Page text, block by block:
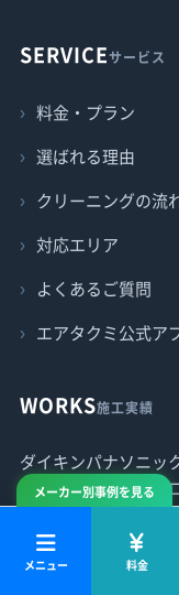
メーカー別事例を見る
メニュー 料金
SERVICEサービス
料金・プラン
選ばれる理由
クリーニングの流
対応エリア
よくあるご質問
エアタクミ公式ア
WORKS施工実績
ダイキンパナソニッ
アイリスオーヤマコ
すべての施工実績